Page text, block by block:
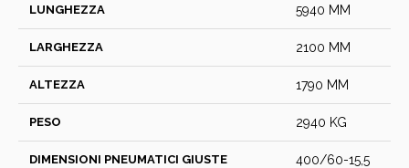
LUNGHEZZA 5940 MM
LARGHEZZA 2100 MM
ALTEZZA 1790 MM
PESO 2940 KG
DIMENSIONI PNEUMATICI GIUSTE 400/60-15,5